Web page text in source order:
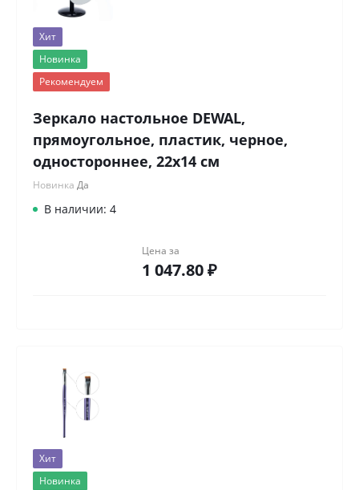
Хит
Новинка
Рекомендуем
Зеркало настольное DEWAL,
прямоугольное, пластик, черное,
одностороннее, 22х14 см
Новинка Да
В наличии: 4
Цена за
1 047.80 ₽
Хит
Новинка